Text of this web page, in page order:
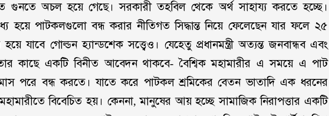
অচল হয়ে গেছে। সরকারী তহবিল থেকে অর্থ সাহায্য করতে হচ্ছে।
হয়ে পাটকলগুলো বন্ধ করার নীতিগত সিদ্ধান্ত নিয়ে ফেলেছেন যার ফলে ২৫
যাবে গোল্ডন হ্যান্ডশেক সত্ত্বেও। যেহেতু প্রধানমন্ত্রী অত্যন্ত জনবান্ধব এবং
কাছে একটি বিনীত আবেদন থাকবে- বৈশ্বিক মহামারীর এ সময়ে এ পাট
পরে বন্ধ করতে। যাতে করে পাটকল শ্রমিকের বেতন ভাতাদি এক ধরনের
বিবেচিত হয়। কেননা, মানুষের আয় হচ্ছে সামাজিক নিরাপত্তার একটি